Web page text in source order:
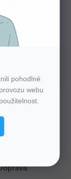
pohodlné
webu
100%
nabízí vysokou